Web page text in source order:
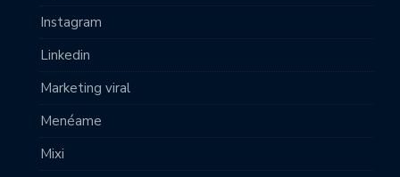
Instagram
Linkedin
Marketing viral
Menéame
Mixi